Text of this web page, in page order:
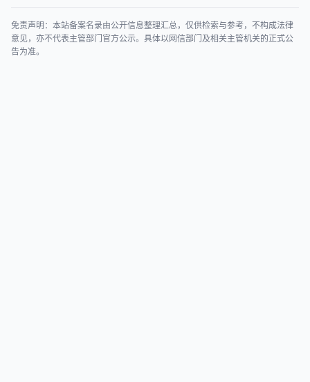
免责声明：本站备案名录由公开信息整理汇总，仅供检索与参考，不构成法律
意见，亦不代表主管部门官方公示。具体以网信部门及相关主管机关的正式公
告为准。